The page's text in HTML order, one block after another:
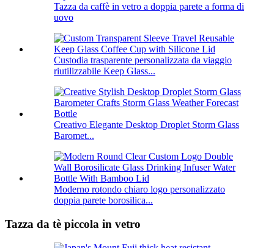
Tazza da caffè in vetro a doppia parete a forma di
uovo
Custodia trasparente personalizzata da viaggio
riutilizzabile Keep Glass...
Creativo Elegante Desktop Droplet Storm Glass
Baromet...
Moderno rotondo chiaro logo personalizzato
doppia parete borosilica...
Tazza da tè piccola in vetro